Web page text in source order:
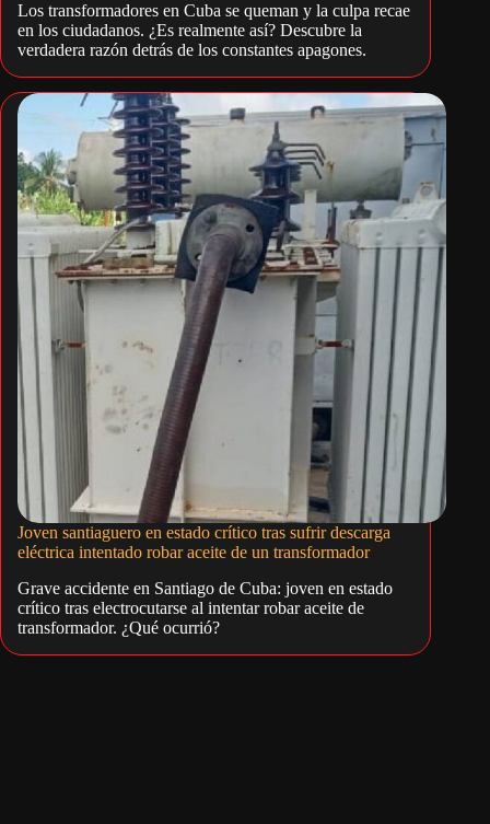
Los transformadores en Cuba se queman y la culpa recae
en los ciudadanos. ¿Es realmente así? Descubre la
verdadera razón detrás de los constantes apagones.
Joven santiaguero en estado crítico tras sufrir descarga
eléctrica intentado robar aceite de un transformador
Grave accidente en Santiago de Cuba: joven en estado
crítico tras electrocutarse al intentar robar aceite de
transformador. ¿Qué ocurrió?